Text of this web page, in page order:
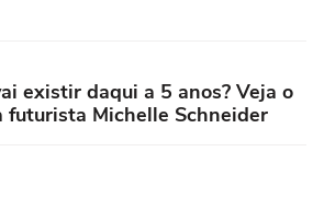
existir daqui a 5 anos? Veja o
futurista Michelle Schneider